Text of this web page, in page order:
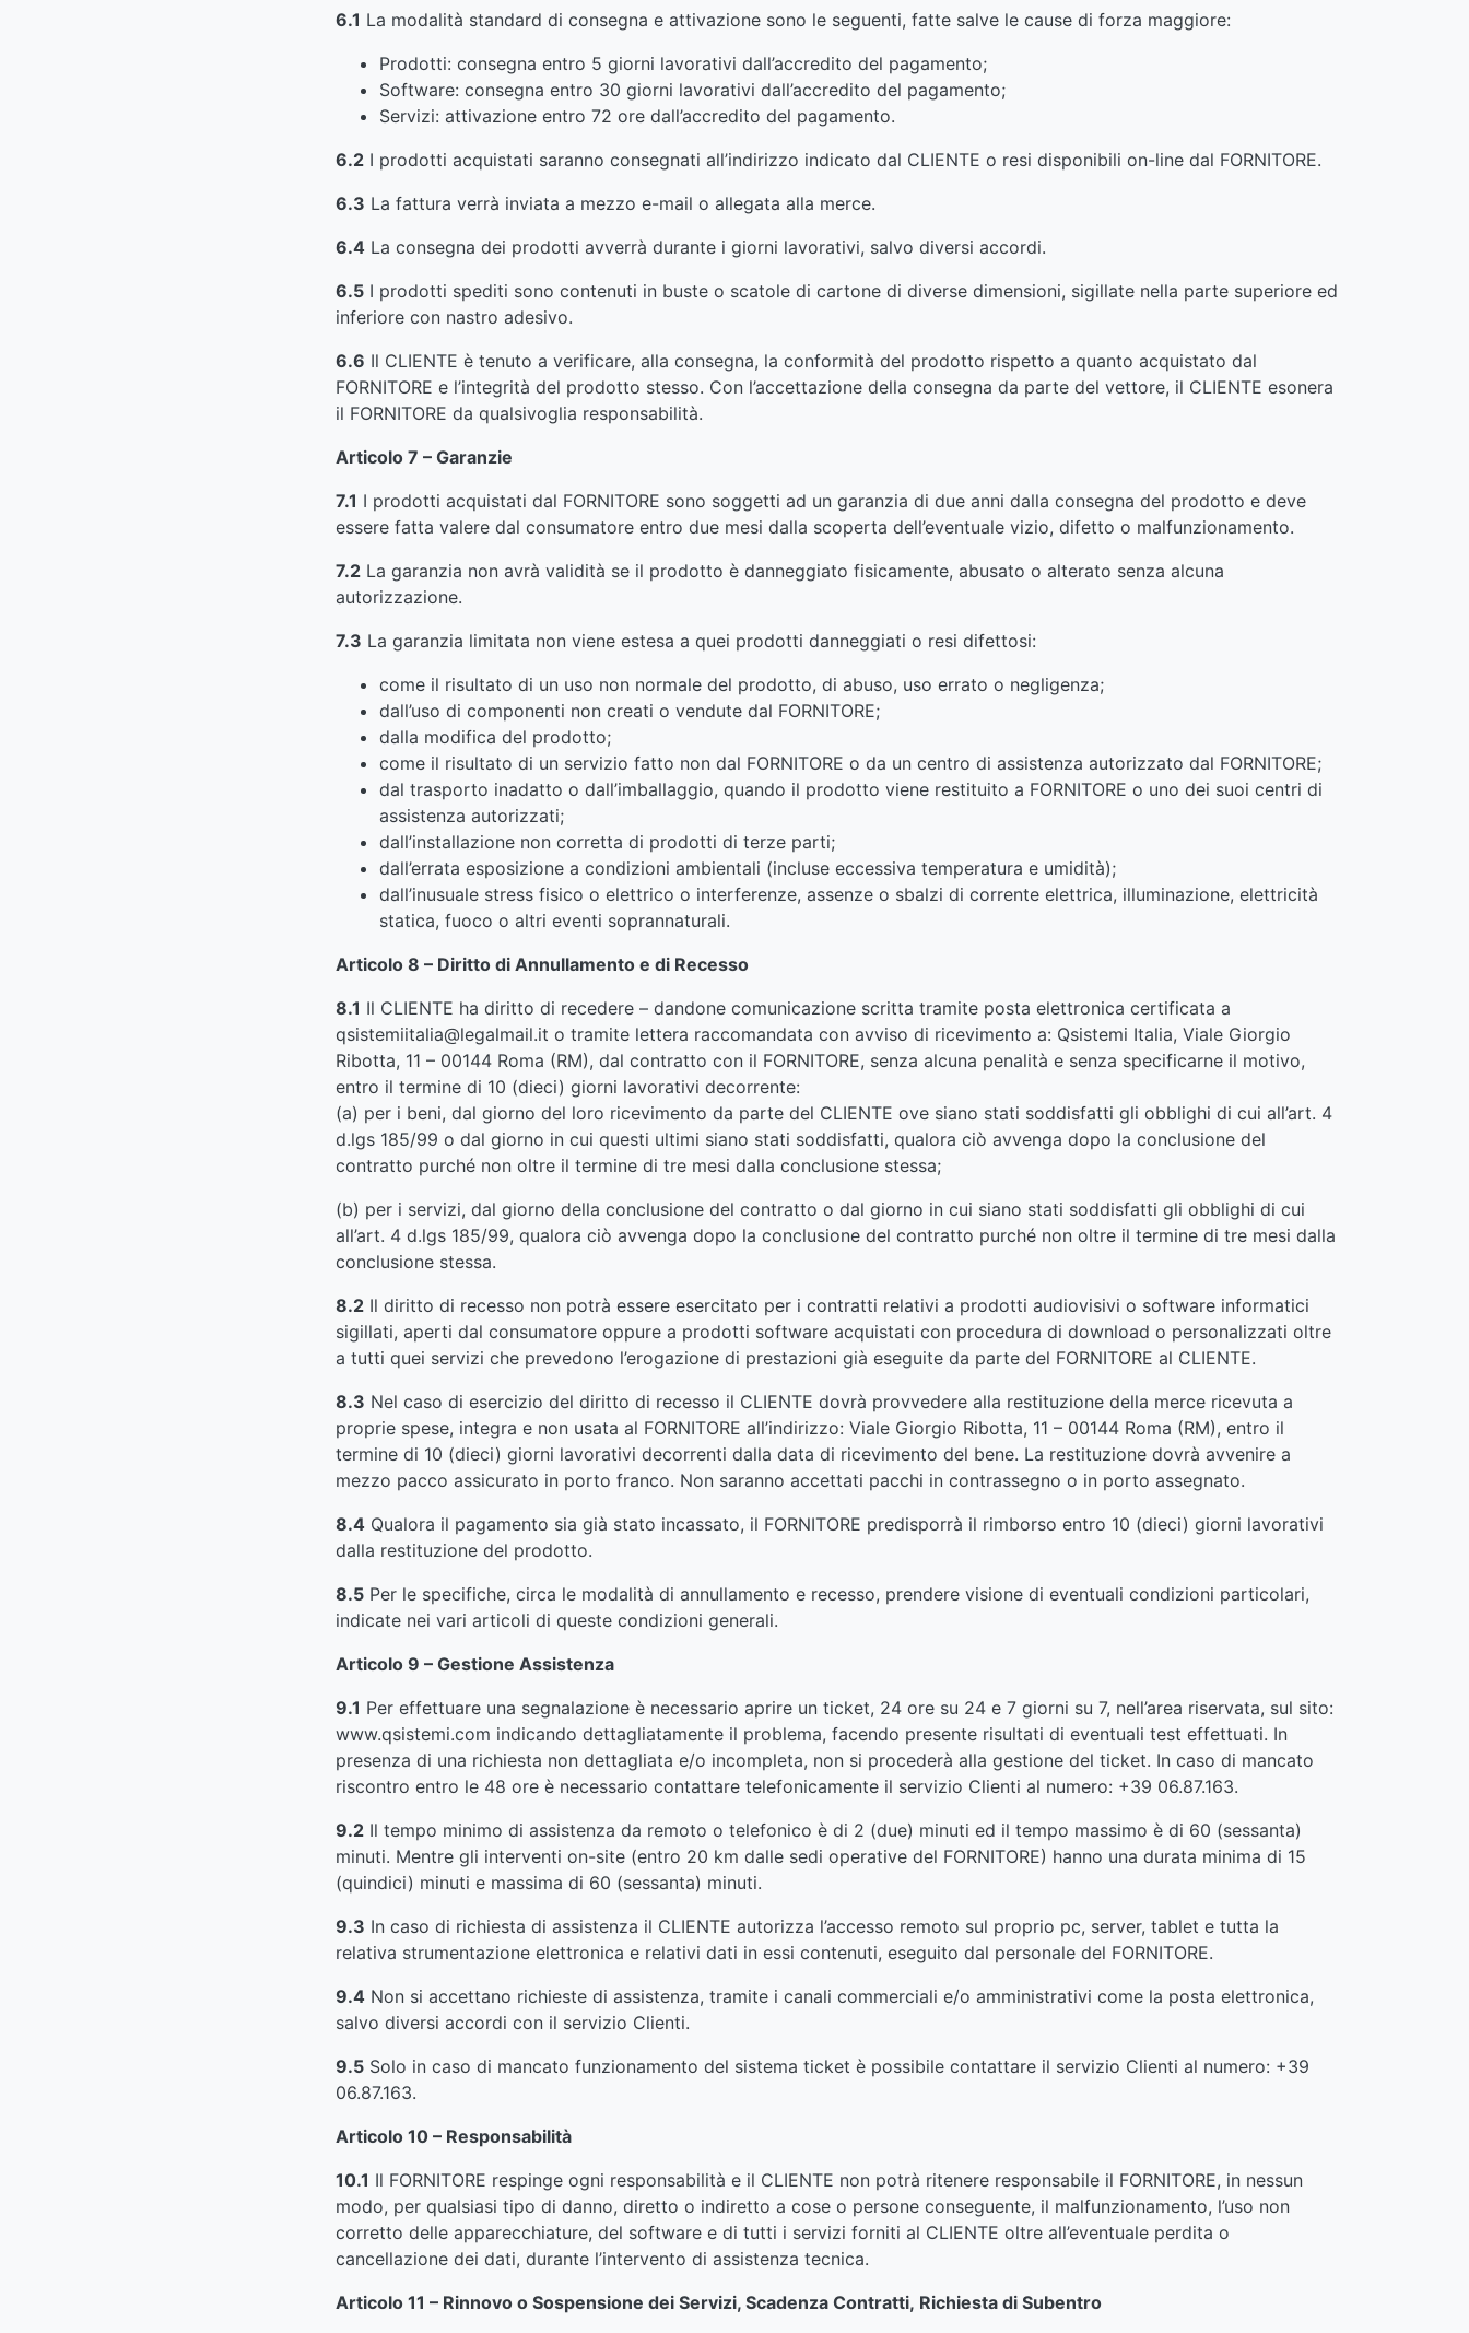
6.1 La modalità standard di consegna e attivazione sono le seguenti, fatte salve le cause di forza maggiore:
Prodotti: consegna entro 5 giorni lavorativi dall’accredito del pagamento;
Software: consegna entro 30 giorni lavorativi dall’accredito del pagamento;
Servizi: attivazione entro 72 ore dall’accredito del pagamento.
6.2 I prodotti acquistati saranno consegnati all’indirizzo indicato dal CLIENTE o resi disponibili on-line dal FORNITORE.
6.3 La fattura verrà inviata a mezzo e-mail o allegata alla merce.
6.4 La consegna dei prodotti avverrà durante i giorni lavorativi, salvo diversi accordi.
6.5 I prodotti spediti sono contenuti in buste o scatole di cartone di diverse dimensioni, sigillate nella parte superiore ed
inferiore con nastro adesivo.
6.6 Il CLIENTE è tenuto a verificare, alla consegna, la conformità del prodotto rispetto a quanto acquistato dal
FORNITORE e l’integrità del prodotto stesso. Con l’accettazione della consegna da parte del vettore, il CLIENTE esonera
il FORNITORE da qualsivoglia responsabilità.
Articolo 7 – Garanzie
7.1 I prodotti acquistati dal FORNITORE sono soggetti ad un garanzia di due anni dalla consegna del prodotto e deve
essere fatta valere dal consumatore entro due mesi dalla scoperta dell’eventuale vizio, difetto o malfunzionamento.
7.2 La garanzia non avrà validità se il prodotto è danneggiato fisicamente, abusato o alterato senza alcuna
autorizzazione.
7.3 La garanzia limitata non viene estesa a quei prodotti danneggiati o resi difettosi:
come il risultato di un uso non normale del prodotto, di abuso, uso errato o negligenza;
dall’uso di componenti non creati o vendute dal FORNITORE;
dalla modifica del prodotto;
come il risultato di un servizio fatto non dal FORNITORE o da un centro di assistenza autorizzato dal FORNITORE;
dal trasporto inadatto o dall’imballaggio, quando il prodotto viene restituito a FORNITORE o uno dei suoi centri di
assistenza autorizzati;
dall’installazione non corretta di prodotti di terze parti;
dall’errata esposizione a condizioni ambientali (incluse eccessiva temperatura e umidità);
dall’inusuale stress fisico o elettrico o interferenze, assenze o sbalzi di corrente elettrica, illuminazione, elettricità
statica, fuoco o altri eventi soprannaturali.
Articolo 8 – Diritto di Annullamento e di Recesso
8.1 Il CLIENTE ha diritto di recedere – dandone comunicazione scritta tramite posta elettronica certificata a
qsistemiitalia@legalmail.it o tramite lettera raccomandata con avviso di ricevimento a: Qsistemi Italia, Viale Giorgio
Ribotta, 11 – 00144 Roma (RM), dal contratto con il FORNITORE, senza alcuna penalità e senza specificarne il motivo,
entro il termine di 10 (dieci) giorni lavorativi decorrente:
(a) per i beni, dal giorno del loro ricevimento da parte del CLIENTE ove siano stati soddisfatti gli obblighi di cui all’art. 4
d.lgs 185/99 o dal giorno in cui questi ultimi siano stati soddisfatti, qualora ciò avvenga dopo la conclusione del
contratto purché non oltre il termine di tre mesi dalla conclusione stessa;
(b) per i servizi, dal giorno della conclusione del contratto o dal giorno in cui siano stati soddisfatti gli obblighi di cui
all’art. 4 d.lgs 185/99, qualora ciò avvenga dopo la conclusione del contratto purché non oltre il termine di tre mesi dalla
conclusione stessa.
8.2 Il diritto di recesso non potrà essere esercitato per i contratti relativi a prodotti audiovisivi o software informatici
sigillati, aperti dal consumatore oppure a prodotti software acquistati con procedura di download o personalizzati oltre
a tutti quei servizi che prevedono l’erogazione di prestazioni già eseguite da parte del FORNITORE al CLIENTE.
8.3 Nel caso di esercizio del diritto di recesso il CLIENTE dovrà provvedere alla restituzione della merce ricevuta a
proprie spese, integra e non usata al FORNITORE all’indirizzo: Viale Giorgio Ribotta, 11 – 00144 Roma (RM), entro il
termine di 10 (dieci) giorni lavorativi decorrenti dalla data di ricevimento del bene. La restituzione dovrà avvenire a
mezzo pacco assicurato in porto franco. Non saranno accettati pacchi in contrassegno o in porto assegnato.
8.4 Qualora il pagamento sia già stato incassato, il FORNITORE predisporrà il rimborso entro 10 (dieci) giorni lavorativi
dalla restituzione del prodotto.
8.5 Per le specifiche, circa le modalità di annullamento e recesso, prendere visione di eventuali condizioni particolari,
indicate nei vari articoli di queste condizioni generali.
Articolo 9 – Gestione Assistenza
9.1 Per effettuare una segnalazione è necessario aprire un ticket, 24 ore su 24 e 7 giorni su 7, nell’area riservata, sul sito:
www.qsistemi.com indicando dettagliatamente il problema, facendo presente risultati di eventuali test effettuati. In
presenza di una richiesta non dettagliata e/o incompleta, non si procederà alla gestione del ticket. In caso di mancato
riscontro entro le 48 ore è necessario contattare telefonicamente il servizio Clienti al numero: +39 06.87.163.
9.2 Il tempo minimo di assistenza da remoto o telefonico è di 2 (due) minuti ed il tempo massimo è di 60 (sessanta)
minuti. Mentre gli interventi on-site (entro 20 km dalle sedi operative del FORNITORE) hanno una durata minima di 15
(quindici) minuti e massima di 60 (sessanta) minuti.
9.3 In caso di richiesta di assistenza il CLIENTE autorizza l’accesso remoto sul proprio pc, server, tablet e tutta la
relativa strumentazione elettronica e relativi dati in essi contenuti, eseguito dal personale del FORNITORE.
9.4 Non si accettano richieste di assistenza, tramite i canali commerciali e/o amministrativi come la posta elettronica,
salvo diversi accordi con il servizio Clienti.
9.5 Solo in caso di mancato funzionamento del sistema ticket è possibile contattare il servizio Clienti al numero: +39
06.87.163.
Articolo 10 – Responsabilità
10.1 Il FORNITORE respinge ogni responsabilità e il CLIENTE non potrà ritenere responsabile il FORNITORE, in nessun
modo, per qualsiasi tipo di danno, diretto o indiretto a cose o persone conseguente, il malfunzionamento, l’uso non
corretto delle apparecchiature, del software e di tutti i servizi forniti al CLIENTE oltre all’eventuale perdita o
cancellazione dei dati, durante l’intervento di assistenza tecnica.
Articolo 11 – Rinnovo o Sospensione dei Servizi, Scadenza Contratti, Richiesta di Subentro